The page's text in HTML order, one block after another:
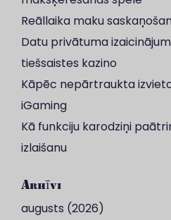
Reāllaika maku
Datu privātuma
tiešsaistes kazino
Kāpēc nepārtraukta
iGaming
Kā funkciju karodziņi
izlaišanu
Arhīvi
augusts (2026)